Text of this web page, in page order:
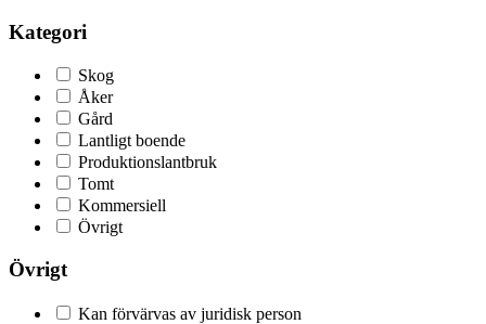
Kategori
Skog
Åker
Gård
Lantligt boende
Produktionslantbruk
Tomt
Kommersiell
Övrigt
Övrigt
Kan förvärvas av juridisk person